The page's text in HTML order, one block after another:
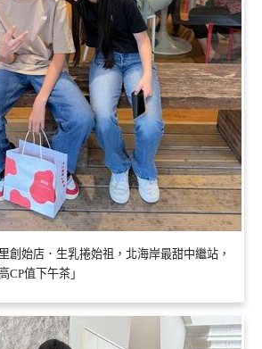
創始店．生乳捲始祖，北海岸最甜中繼站，
CP值下午茶」